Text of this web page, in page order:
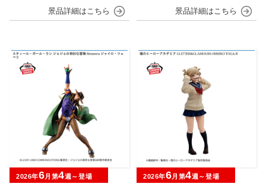
ジョースター
2026年6月第4週～登場 2026年6月第4週～登場